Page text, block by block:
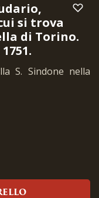
si trova
di Torino.
S. Sindone nella